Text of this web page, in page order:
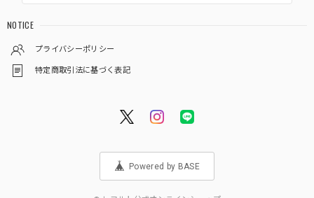
NOTICE
プライバシーポリシー
特定商取引法に基づく表記
Powered by BASE